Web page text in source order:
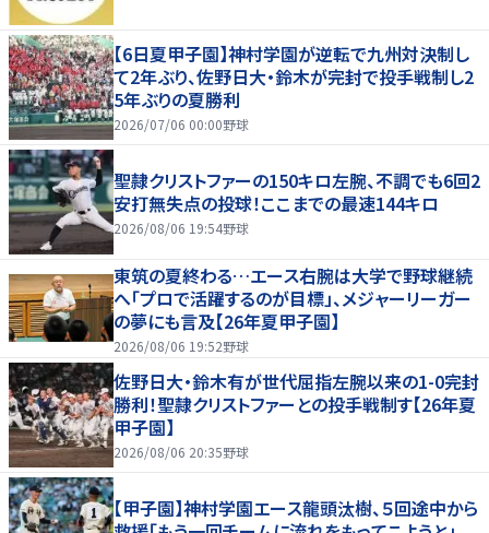
【6日夏甲子園】神村学園が逆転で九州対決制し
て2年ぶり、佐野日大・鈴木が完封で投手戦制し2
5年ぶりの夏勝利
2026/07/06 00:00野球
聖隷クリストファーの150キロ左腕、不調でも6回2
安打無失点の投球！ここまでの最速144キロ
2026/08/06 19:54野球
東筑の夏終わる…エース右腕は大学で野球継続
へ「プロで活躍するのが目標」、メジャーリーガー
の夢にも言及【26年夏甲子園】
2026/08/06 19:52野球
佐野日大・鈴木有が世代屈指左腕以来の1-0完封
勝利！聖隷クリストファーとの投手戦制す【26年夏
甲子園】
2026/08/06 20:35野球
【甲子園】神村学園エース龍頭汰樹、５回途中から